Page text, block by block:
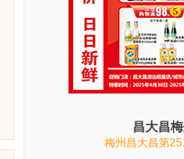
昌大昌
梅州昌大昌第